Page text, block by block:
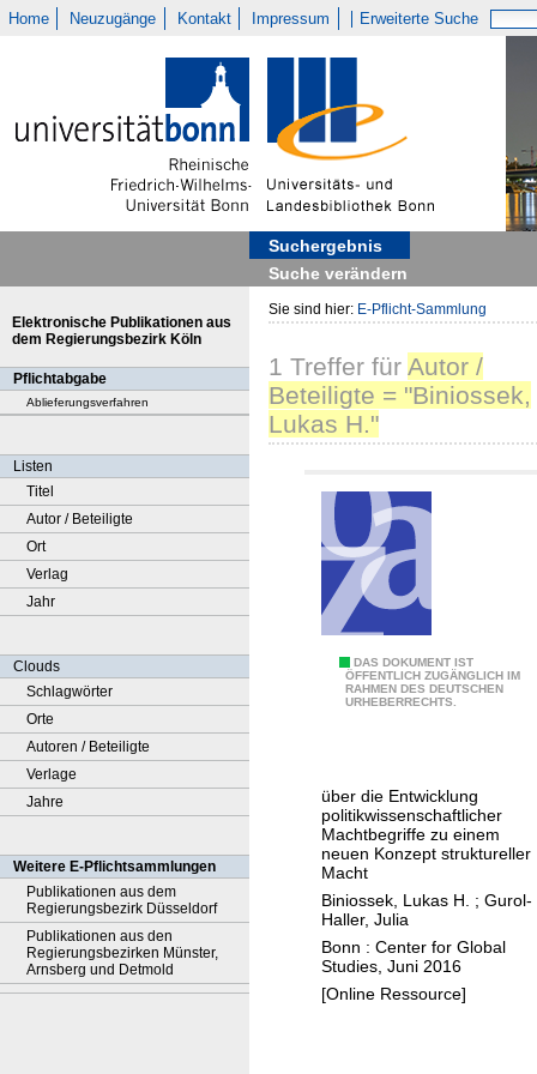
Home Neuzugänge Kontakt Impressum Erweiterte Suche
Suchergebnis
Suche verändern
Elektronische Publikationen aus
dem Regierungsbezirk Köln
Pflichtabgabe
Ablieferungsverfahren
Listen
Titel
Autor / Beteiligte
Ort
Verlag
Jahr
Clouds
Schlagwörter
Orte
Autoren / Beteiligte
Verlage
Jahre
Weitere E-Pflichtsammlungen
Publikationen aus dem
Regierungsbezirk Düsseldorf
Publikationen aus den
Regierungsbezirken Münster,
Arnsberg und Detmold
Sie sind hier: E-Pflicht-Sammlung
1 Treffer für Autor /
Beteiligte = "Biniossek,
Lukas H."
DAS DOKUMENT IST
ÖFFENTLICH ZUGÄNGLICH IM
RAHMEN DES DEUTSCHEN
URHEBERRECHTS.
t
u
r
a
l
s
P
r
über die Entwicklung
politikwissenschaftlicher
Machtbegriffe zu einem
neuen Konzept struktureller
Macht
Biniossek, Lukas H.
; Gurol-
Haller, Julia
Bonn : Center for Global
Studies, Juni 2016
[Online Ressource]